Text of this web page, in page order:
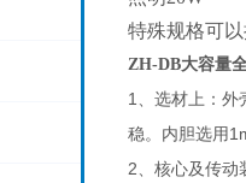
特殊规格可
ZH-DB大容量
1 、选材上：外
稳。内胆选用
2、核心及传动